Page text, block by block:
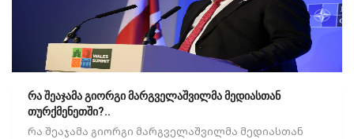
რა შეაჯამა გიორგი მარგველაშვილმა მედიასთან
თურქმენეთში?..
რა შეაჯამა გიორგი მარგველაშვილმა მედიასთან